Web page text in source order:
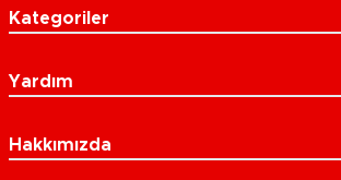
Kategoriler
Yardım
Hakkımızda